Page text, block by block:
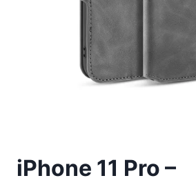
iPhone 11 Pro –